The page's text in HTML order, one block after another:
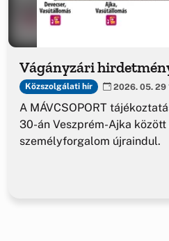
Vágányzári
Közszolgálati hír 2026. 05. 29
A MÁVCSOPORT
30-án Veszprém-Ajka között
személyforgalom újraindul.